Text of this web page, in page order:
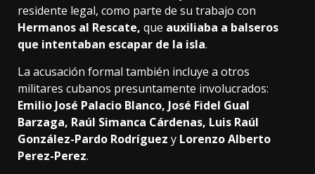
residente legal, como parte de su trabajo con
Hermanos al Rescate, que auxiliaba a balseros
que intentaban escapar de la isla.
La acusación formal también incluye a otros
militares cubanos presuntamente involucrados:
Emilio José Palacio Blanco, José Fidel Gual
Barzaga, Raúl Simanca Cárdenas, Luis Raúl
González-Pardo Rodríguez y Lorenzo Alberto
Perez-Perez.